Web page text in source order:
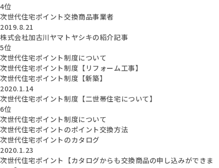
4位
次世代住宅ポイント交換商品事業者
2019.8.21
株式会社加古川ヤマトヤシキの紹介記事
5位
次世代住宅ポイント制度について
次世代住宅ポイント制度【リフォーム工事】
次世代住宅ポイント制度【新築】
2020.1.14
次世代住宅ポイント制度【二世帯住宅について】
6位
次世代住宅ポイント制度について
次世代住宅ポイントのポイント交換方法
次世代住宅ポイントのカタログ
2020.1.23
次世代住宅ポイント【カタログからも交換商品の申し込みができま